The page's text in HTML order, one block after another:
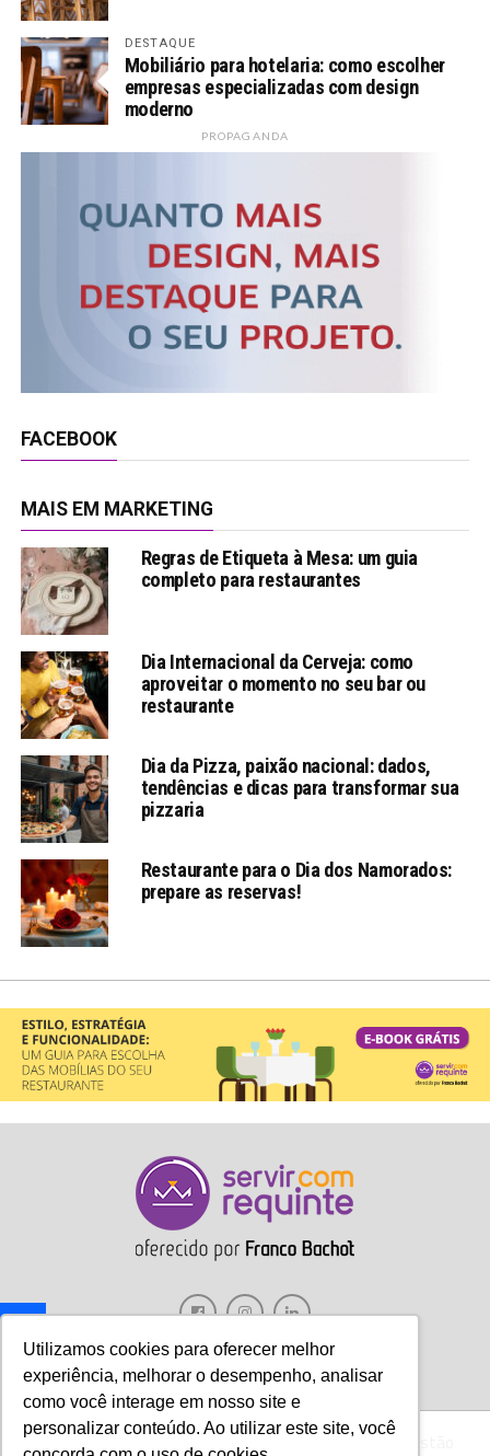
Utilizamos cookies para oferecer melhor
experiência, melhorar o desempenho, analisar
como você interage em nosso site e
personalizar conteúdo. Ao utilizar este site, você
DESTAQUE
Mobiliário para hotelaria: como escolher
empresas especializadas com design
moderno
PROPAGANDA
FACEBOOK
MAIS EM MARKETING
Regras de Etiqueta à Mesa: um guia
completo para restaurantes
Dia Internacional da Cerveja: como
aproveitar o momento no seu bar ou
restaurante
Dia da Pizza, paixão nacional: dados,
tendências e dicas para transformar sua
pizzaria
Restaurante para o Dia dos Namorados:
prepare as reservas!
Gastronomia Móveis Decoração Hotelaria